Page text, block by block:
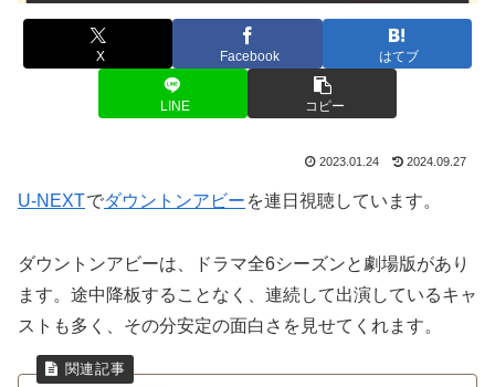
X Facebook はてブ
LINE コピー
2023.01.24 2024.09.27
U-NEXTでダウントンアビー を連日視聴しています。
ダウントンアビーは、ドラマ全6シーズンと劇場版があり
ます。途中降板することなく、連続して出演しているキャ
ストも多く、その分安定の面白さを見せてくれます。